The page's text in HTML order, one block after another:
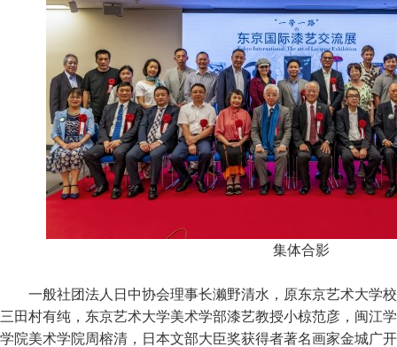
集体合影
一般社团法人日中协会理事长濑野清水，原东京艺术大学
三田村有纯，东京艺术大学美术学部漆艺教授小椋范彦，闽江
学院美术学院周榕清，日本文部大臣奖获得者著名画家金城广